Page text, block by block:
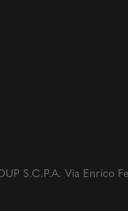
S.C.P.A. Via Enrico